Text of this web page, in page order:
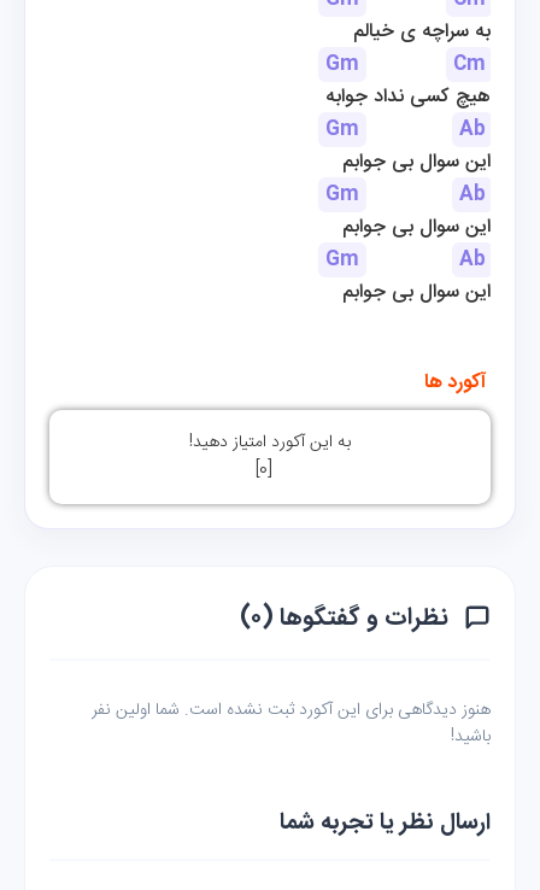
به سراچه ی خیالم
Gm
Cm
هیچ کسی نداد جوابه
Gm
Ab
این سوال بی جوابم
Gm
Ab
این سوال بی جوابم
Gm
Ab
این سوال بی جوابم
آکورد ها
به این آکورد امتیاز دهید!
[
0
]
نظرات و گفتگوها (۰)
هنوز دیدگاهی برای این آکورد ثبت نشده است. شما اولین نفر
باشید!
ارسال نظر یا تجربه شما